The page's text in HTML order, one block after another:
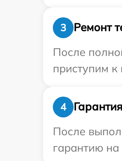
3
Ремонт
После
приступим к
4
Гарантия
После
гарантию на